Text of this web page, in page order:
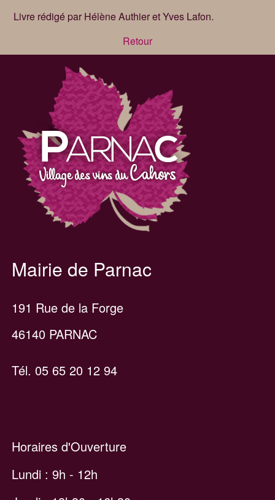
Livre rédigé par Hélène Authier et Yves Lafon.
Retour
Mairie de Parnac
191 Rue de la Forge
46140 PARNAC
Tél. 05 65 20 12 94
Horaires d'Ouverture
Lundi : 9h - 12h